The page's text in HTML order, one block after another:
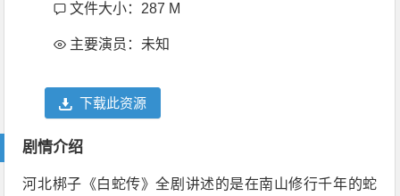
文件大小：287 M
主要演员：未知
下载此资源
剧情介绍
河北梆子《白蛇传》全剧讲述的是在南山修行千年的蛇